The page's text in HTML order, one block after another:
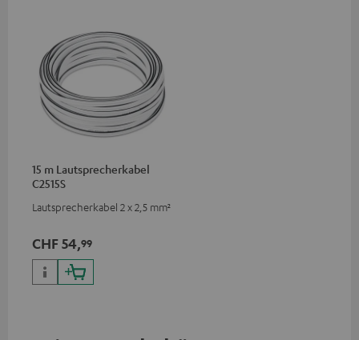
15 m Lautsprecherkabel
C2515S
Lautsprecherkabel 2 x 2,5 mm²
CHF 54,99